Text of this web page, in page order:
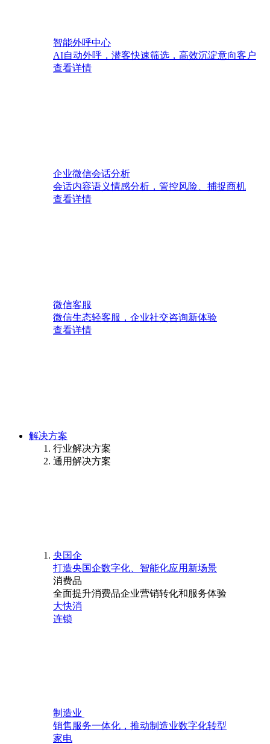
智能外呼中心
AI自动外呼，潜客快速筛选，高效沉淀意向客户
查看详情
企业微信会话分析
会话内容语义情感分析，管控风险、捕捉商机
查看详情
微信客服
微信生态轻客服，企业社交咨询新体验
查看详情
解决方案
行业解决方案
通用解决方案
央国企
打造央国企数字化、智能化应用新场景
消费品
全面提升消费品企业营销转化和服务体验
大快消
连锁
制造业
销售服务一体化，推动制造业数字化转型
家电